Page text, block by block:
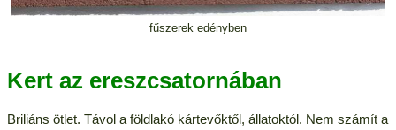
fűszerek edényben
Kert az ereszcsatornában
Briliáns ötlet. Távol a földlakó kártevőktől, állatoktól. Nem számít a